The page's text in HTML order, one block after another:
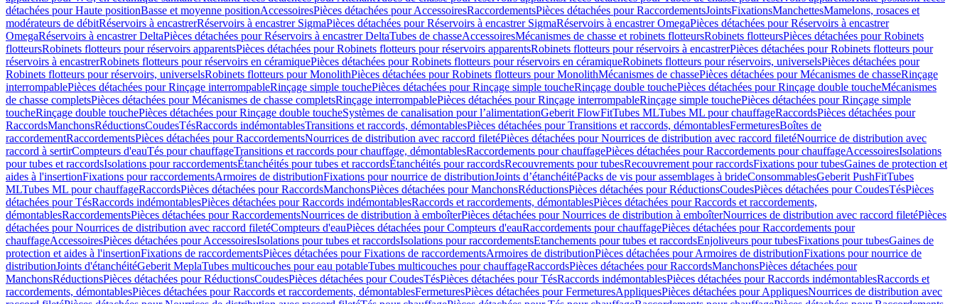
détachées pour Haute positionBasse et moyenne positionAccessoiresPièces détachées pour AccessoiresRaccordementsPièces détachées pour RaccordementsJointsFixationsManchettesMamelons, rosaces et
modérateurs de débitRéservoirs à encastrerRéservoirs à encastrer SigmaPièces détachées pour Réservoirs à encastrer SigmaRéservoirs à encastrer OmegaPièces détachées pour Réservoirs à encastrer
OmegaRéservoirs à encastrer DeltaPièces détachées pour Réservoirs à encastrer DeltaTubes de chasseAccessoiresMécanismes de chasse et robinets flotteursRobinets flotteursPièces détachées pour Robinets
flotteursRobinets flotteurs pour réservoirs apparentsPièces détachées pour Robinets flotteurs pour réservoirs apparentsRobinets flotteurs pour réservoirs à encastrerPièces détachées pour Robinets flotteurs pour
réservoirs à encastrerRobinets flotteurs pour réservoirs en céramiquePièces détachées pour Robinets flotteurs pour réservoirs en céramiqueRobinets flotteurs pour réservoirs, universelsPièces détachées pour
Robinets flotteurs pour réservoirs, universelsRobinets flotteurs pour MonolithPièces détachées pour Robinets flotteurs pour MonolithMécanismes de chassePièces détachées pour Mécanismes de chasseRinçage
interrompablePièces détachées pour Rinçage interrompableRinçage simple touchePièces détachées pour Rinçage simple toucheRinçage double touchePièces détachées pour Rinçage double toucheMécanismes
de chasse completsPièces détachées pour Mécanismes de chasse completsRinçage interrompablePièces détachées pour Rinçage interrompableRinçage simple touchePièces détachées pour Rinçage simple
toucheRinçage double touchePièces détachées pour Rinçage double toucheSystèmes de canalisation pour l’alimentationGeberit FlowFitTubes MLTubes ML pour chauffageRaccordsPièces détachées pour
RaccordsManchonsRéductionsCoudesTésRaccords indémontablesTransitions et raccords, démontablesPièces détachées pour Transitions et raccords, démontablesFermeturesBoîtes de
raccordementRaccordementsPièces détachées pour RaccordementsNourrices de distribution avec raccord filetéPièces détachées pour Nourrices de distribution avec raccord filetéNourrice de distribution avec
raccord à sertirCompteurs d'eauTés pour chauffageTransitions et raccords pour chauffage, démontablesRaccordements pour chauffagePièces détachées pour Raccordements pour chauffageAccessoiresIsolations
pour tubes et raccordsIsolations pour raccordementsÉtanchéités pour tubes et raccordsÉtanchéités pour raccordsRecouvrements pour tubesRecouvrement pour raccordsFixations pour tubesGaines de protection et
aides à l'insertionFixations pour raccordementsArmoires de distributionFixations pour nourrice de distributionJoints d’étanchéitéPacks de vis pour assemblages à brideConsommablesGeberit PushFitTubes
MLTubes ML pour chauffageRaccordsPièces détachées pour RaccordsManchonsPièces détachées pour ManchonsRéductionsPièces détachées pour RéductionsCoudesPièces détachées pour CoudesTésPièces
détachées pour TésRaccords indémontablesPièces détachées pour Raccords indémontablesRaccords et raccordements, démontablesPièces détachées pour Raccords et raccordements,
démontablesRaccordementsPièces détachées pour RaccordementsNourrices de distribution à emboîterPièces détachées pour Nourrices de distribution à emboîterNourrices de distribution avec raccord filetéPièces
détachées pour Nourrices de distribution avec raccord filetéCompteurs d'eauPièces détachées pour Compteurs d'eauRaccordements pour chauffagePièces détachées pour Raccordements pour
chauffageAccessoiresPièces détachées pour AccessoiresIsolations pour tubes et raccordsIsolations pour raccordementsEtanchements pour tubes et raccordsEnjoliveurs pour tubesFixations pour tubesGaines de
protection et aides à l'insertionFixations de raccordementsPièces détachées pour Fixations de raccordementsArmoires de distributionPièces détachées pour Armoires de distributionFixations pour nourrice de
distributionJoints d'étanchéitéGeberit MeplaTubes multicouches pour eau potableTubes multicouches pour chauffageRaccordsPièces détachées pour RaccordsManchonsPièces détachées pour
ManchonsRéductionsPièces détachées pour RéductionsCoudesPièces détachées pour CoudesTésPièces détachées pour TésRaccords indémontablesPièces détachées pour Raccords indémontablesRaccords et
raccordements, démontablesPièces détachées pour Raccords et raccordements, démontablesFermeturesPièces détachées pour FermeturesAppliquesPièces détachées pour AppliquesNourrices de distribution avec